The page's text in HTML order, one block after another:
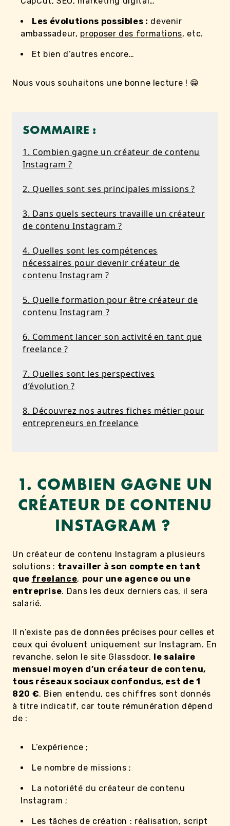
Les évolutions possibles : devenir
ambassadeur, proposer des formations, etc.
Et bien d’autres encore…
Nous vous souhaitons une bonne lecture ! 😁
SOMMAIRE :
1. Combien gagne un créateur de contenu
Instagram ?
2. Quelles sont ses principales missions ?
3. Dans quels secteurs travaille un créateur
de contenu Instagram ?
4. Quelles sont les compétences
nécessaires pour devenir créateur de
contenu Instagram ?
5. Quelle formation pour être créateur de
contenu Instagram ?
6. Comment lancer son activité en tant que
freelance ?
7. Quelles sont les perspectives
d’évolution ?
8. Découvrez nos autres fiches métier pour
entrepreneurs en freelance
1. COMBIEN GAGNE UN
CRÉATEUR DE CONTENU
INSTAGRAM ?
Un créateur de contenu Instagram a plusieurs
solutions : travailler à son compte en tant
que freelance, pour une agence ou une
entreprise. Dans les deux derniers cas, il sera
salarié.
Il n’existe pas de données précises pour celles et
ceux qui évoluent uniquement sur Instagram. En
revanche, selon le site Glassdoor, le salaire
mensuel moyen d’un créateur de contenu,
tous réseaux sociaux confondus, est de 1
820 €. Bien entendu, ces chiffres sont donnés
à titre indicatif, car toute rémunération dépend
de :
L’expérience ;
Le nombre de missions ;
La notoriété du créateur de contenu
Instagram ;
Les tâches de création : réalisation, script